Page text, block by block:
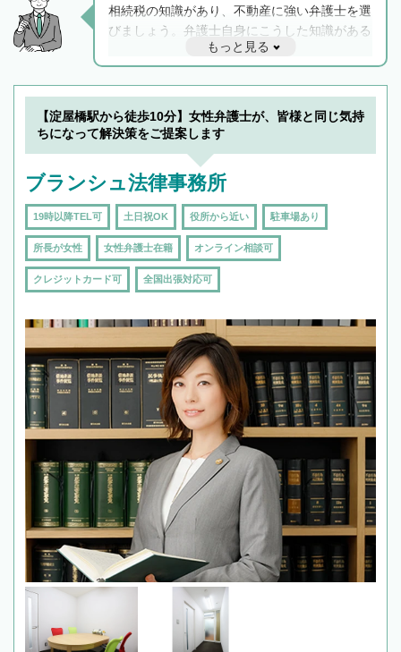
相続税の知識があり、不動産に強い弁護士を選
びましょう。弁護士自身にこうした知識がある
と他士業との連携もスムーズに進み、トラブル
解決のみならず相続をトータルで任せることが
できます。また、相続は感情がからむ分野なの
でフィーリングも重要です。実際に電話や面談
で複数の弁護士と会話をしてウマが合う方に依
もっと見る
【淀屋橋駅から徒歩10分】女性弁護士が、皆様と同じ気持
ちになって解決策をご提案します
ブランシュ法律事務所
19時以降TEL可 土日祝OK 役所から近い 駐車場あり
所長が女性 女性弁護士在籍 オンライン相談可
クレジットカード可 全国出張対応可